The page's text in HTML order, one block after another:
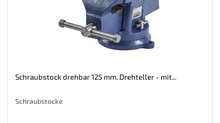
Schraubstock drehbar 125 mm. Drehteller - mit...
Schraubstocke